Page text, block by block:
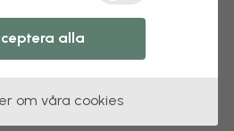
alla
om våra cookies